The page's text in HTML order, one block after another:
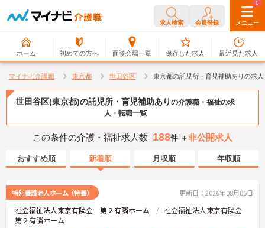
求人検索 会員登録 メニュー
ホーム 初めての方へ 面談会場一覧
0
保存した求人
0
最近見た求人
マイナビ介護職 東京都 世田谷区 東京都の託児所・育児補助ありの求
世田谷区(東京都)の託児所・育児補助あり の介護職・福祉の求
人・転職一覧
この条件の介護・福祉求人数 188件 ＋非公開求人
おすすめ順 新着順 月収順 年収順
特別養護老人ホーム（特養） 更新日：2026年08月06日
社会福祉法人東京有隣会 第２有隣ホーム
社会福祉法人東京有隣会
第２有隣ホーム